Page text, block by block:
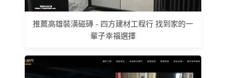
推薦高雄裝潢磁磚 - 四方建材工程行 找到家的一
輩子幸福選擇